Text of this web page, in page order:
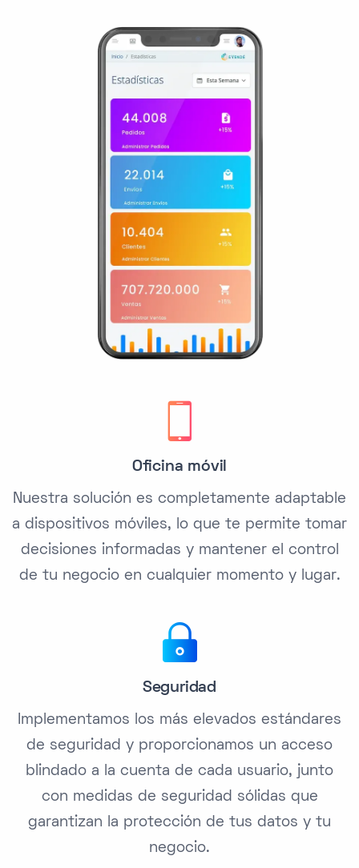
Oficina móvil
Nuestra solución es completamente adaptable
a dispositivos móviles, lo que te permite tomar
decisiones informadas y mantener el control
de tu negocio en cualquier momento y lugar.
Seguridad
Implementamos los más elevados estándares
de seguridad y proporcionamos un acceso
blindado a la cuenta de cada usuario, junto
con medidas de seguridad sólidas que
garantizan la protección de tus datos y tu
negocio.